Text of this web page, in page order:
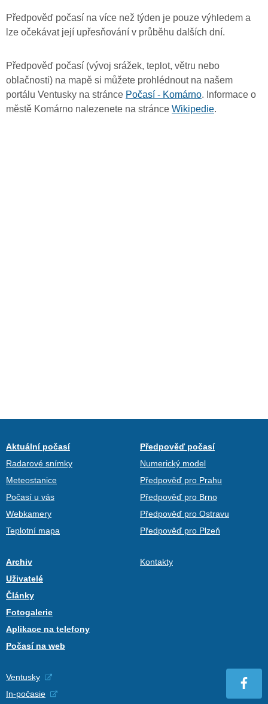
Předpověď počasí na více než týden je pouze výhledem a
lze očekávat její upřesňování v průběhu dalších dní.
Předpověď počasí (vývoj srážek, teplot, větru nebo
oblačnosti) na mapě si můžete prohlédnout na našem
portálu Ventusky na stránce Počasí - Komárno. Informace o
městě Komárno nalezenete na stránce Wikipedie.
Aktuální počasí
Radarové snímky
Meteostanice
Počasí u vás
Webkamery
Teplotní mapa
Předpověď počasí
Numerický model
Předpověď pro Prahu
Předpověď pro Brno
Předpověď pro Ostravu
Předpověď pro Plzeň
Archiv
Uživatelé
Články
Fotogalerie
Aplikace na telefony
Počasí na web
Kontakty
Ventusky
In-počasie